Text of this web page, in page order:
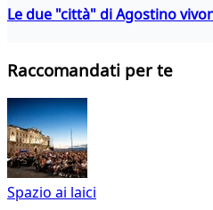
Le due "città" di Agostino
Raccomandati per te
Spazio ai laici